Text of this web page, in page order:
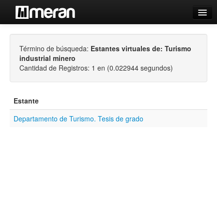
Búsqueda Avanzada
Estantes Virtuales
Contacto
Término de búsqueda: Estantes virtuales de: Turismo
industrial minero
Cantidad de Registros: 1 en (0.022944 segundos)
Estante
Departamento de Turismo. Tesis de grado